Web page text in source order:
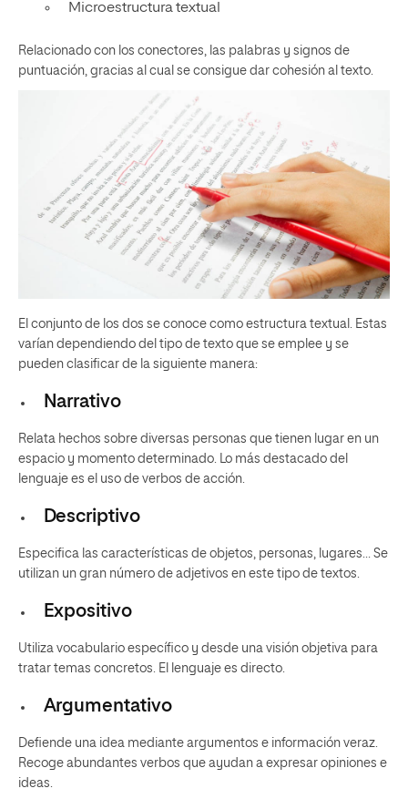
Microestructura textual
Relacionado con los conectores, las palabras y signos de
puntuación, gracias al cual se consigue dar cohesión al texto.
El conjunto de los dos se conoce como estructura textual. Estas
varían dependiendo del tipo de texto que se emplee y se
pueden clasificar de la siguiente manera:
Narrativo
Relata hechos sobre diversas personas que tienen lugar en un
espacio y momento determinado. Lo más destacado del
lenguaje es el uso de verbos de acción.
Descriptivo
Especifica las características de objetos, personas, lugares… Se
utilizan un gran número de adjetivos en este tipo de textos.
Expositivo
Utiliza vocabulario específico y desde una visión objetiva para
tratar temas concretos. El lenguaje es directo.
Argumentativo
Defiende una idea mediante argumentos e información veraz.
Recoge abundantes verbos que ayudan a expresar opiniones e
ideas.